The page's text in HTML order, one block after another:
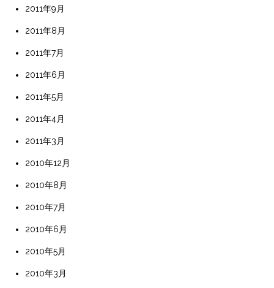
2011年9月
2011年8月
2011年7月
2011年6月
2011年5月
2011年4月
2011年3月
2010年12月
2010年8月
2010年7月
2010年6月
2010年5月
2010年3月